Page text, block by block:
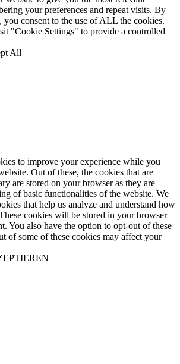
your preferences and repeat visits. By
consent to the use of ALL the cookies.
"Cookie Settings" to provide a controlled
All
to improve your experience while you
Out of these, the cookies that are
are stored on your browser as they are
of basic functionalities of the website. We
that help us analyze and understand how
cookies will be stored in your browser
You also have the option to opt-out of these
of some of these cookies may affect your